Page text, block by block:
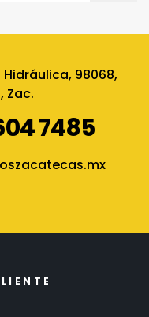
98068,
Zac.
7485